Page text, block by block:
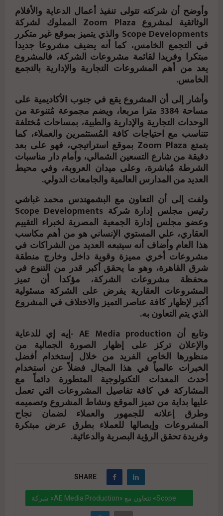
وأوضح أن شركته تتولى تنفيذ أعمال الدعاية والأفلام
الوثائقية لمشروع Zoom Plaza المملوك لشركة
Scope Developments والذي يتميز بموقع غير متكرر
في التجمع الخامس، كما أنه يضيف مشروعا جديدا
مبتكرا وفريدا لقائمة مشروعات الشركة، فالمشروع
يعد من أهم المشروعات التجارية والإدارية بالتجمع
الخامس.
وأشار إلى أن المشروع يقع في جنوب الأكاديمية على
مساحة 3384 مترا مربعا، ويضم مجموعة مُتنوعة من
الوحدات التجارية والإدارية والطبية، بمساحات مُختلفة
تتناسب مع احتياجات كافة المُستثمرين والعملاء، كما
يتمتع Zoom Plaza بموقع استراتيجي، فهو على بعد
دقيقة من شارع التسعين الشمالي، وأمام دار مناسبات
الشرطة مُباشرة، وعلى ميدان العروبة، وفي محيط
العديد من المدارس العالمية والجامعات الدولي.
ولفت إلى أن التعاون مع البشمهندس محمد غباشي
رئيس مجلس إدارة شركة Scope Developments
وعضو مجلس إدارة ‎الجمعية المصرية لخبراء التقييم
العقاري‎، علي المستوي الإنساني هو من أهم مكاسب
هذا العام وأضاف أنه سيتبعه العديد من الشراكات في
مشروعات أخري مميزة وقوية داخل وخارج منطقة
شرق القاهرة، وهو ما يحقق أكبر قدر من التنوع في
محفظة مشروعات الشركة، مؤكدا أن تميز
المشروعات العقارية يفرض على الشركة مسئولية
أكبر لإظهار كافة عناصر التميز والاختلاف في المشروع
الذي يتم التعاون به.
وتابع أن AE Media production -إيه إي للدعاية
والإعلان تركز على إظهار الصورة الجمالية من
منظورها الخاص الفريد من خلال إستخدام أفضل
الخبرات عالمياً في هذا المجال فضلاً عن استخدام
أحدث المعدات التكنولوجية المتطورة دائماً مع
المشاركة في كافة تفاصيل المشروعات التي تعمل
عليها بداية من تميز الموقع ونشاط المشروع وتصميمه
وطرق إعلانه للجمهور والعملاء لضمان نجاح
المشروعات وإيصالها للعملاء بطرق عرض مبتكرة
وفريدة تحقق الرؤية البصرية والدعائية.
SHARE
شركة «AE Media Production» تتعاون مع «Scope